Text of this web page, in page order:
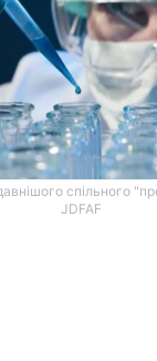
спільного
JDFAF